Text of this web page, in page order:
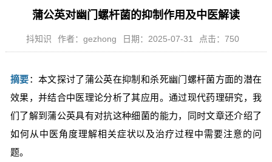
蒲公英对幽门螺杆菌的抑制作用及中医解读
抖知识 作者：gezhong 日期：2025-07-31 点击：750
摘要：本文探讨了蒲公英在抑制和杀死幽门螺杆菌方面的潜在
效果，并结合中医理论分析了其应用。通过现代药理研究，我
们了解到蒲公英具有对抗这种细菌的能力，同时文章还介绍了
如何从中医角度理解相关症状以及治疗过程中需要注意的问
题。